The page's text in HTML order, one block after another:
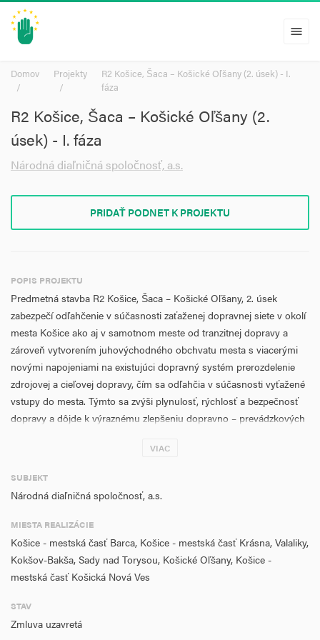
menu
Domov Projekty
R2 Košice, Šaca – Košické Oľšany (2. úsek) - I.
fáza
R2 Košice, Šaca – Košické Oľšany (2.
úsek) - I. fáza
Národná diaľničná spoločnosť, a.s.
PRIDAŤ PODNET K PROJEKTU
POPIS PROJEKTU
Predmetná stavba R2 Košice, Šaca – Košické Oľšany, 2. úsek
zabezpečí odľahčenie v súčasnosti zaťaženej dopravnej siete v okolí
mesta Košice ako aj v samotnom meste od tranzitnej dopravy a
zároveň vytvorením juhovýchodného obchvatu mesta s viacerými
novými napojeniami na existujúci dopravný systém prerozdelenie
zdrojovej a cieľovej dopravy, čím sa odľahčia v súčasnosti vyťažené
vstupy do mesta. Týmto sa zvýši plynulosť, rýchlosť a bezpečnosť
dopravy a dôjde k výraznému zlepšeniu dopravno – prevádzkových
R2, zlepšiť hlavné národné a medzinárodné cestné spojenie a
zníženie dopravného zaťaženia na jestvujúcej cestnej sieti
dokončiť tento úsek vyplýva zo Strategického plánu rozvoja
infraštruktúry SR do r. 2030 – Masterplan – Dopravná stratégia SR,
ktorý predstavuje základný dokument pre rozvoj dopravnej
infraštruktúry na území Slovenskej republiky.
2. Aktivity projektu sú zamerané na výstavbu rýchlostnej cesty v sieti
TEN-T mimo CORE vrátane odpočívadla s cieľom odstránenia
VIAC
SUBJEKT
Národná diaľničná spoločnosť, a.s.
MIESTA REALIZÁCIE
Košice - mestská časť Barca, Košice - mestská časť Krásna, Valaliky,
Kokšov-Bakša, Sady nad Torysou, Košické Oľšany, Košice -
mestská časť Košická Nová Ves
STAV
Zmluva uzavretá